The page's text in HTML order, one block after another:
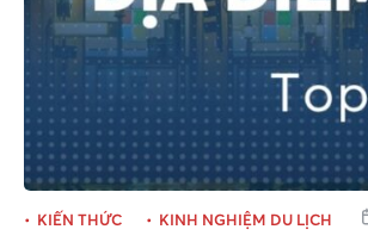
KIẾN THỨC KINH NGHIỆM DU LỊCH